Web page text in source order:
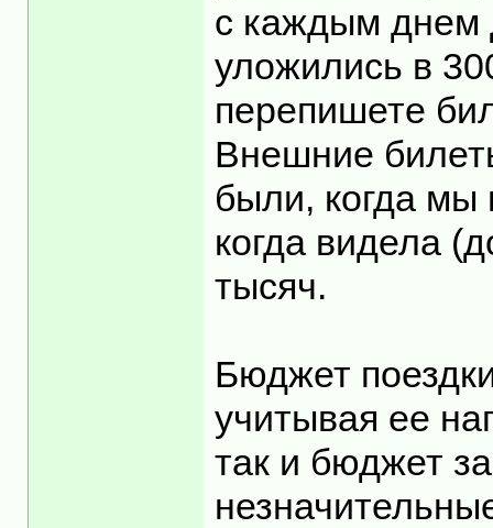
с каждым днем
уложились в
перепишете
Внешние
были, когда мы
когда видела
тысяч.
Бюджет
учитывая ее
так и бюджет